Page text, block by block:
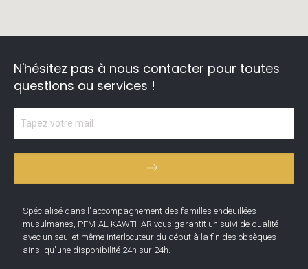
N'hésitez pas à nous contacter pour toutes
questions ou services !
Spécialisé dans l"accompagnement des familles endeuillées
musulmanes, PFM-AL KAWTHAR vous garantit un suivi de qualité
avec un seul et même interlocuteur du début à la fin des obsèques
ainsi qu"une disponibilité 24h sur 24h.